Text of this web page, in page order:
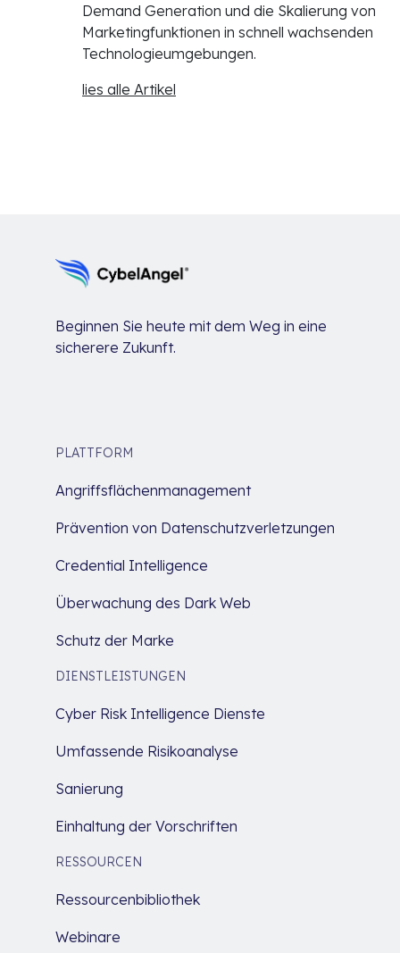
Demand Generation und die Skalierung von
Marketingfunktionen in schnell wachsenden
Technologieumgebungen.
lies alle Artikel
Beginnen Sie heute mit dem Weg in eine
sicherere Zukunft.
PLATTFORM
Angriffsflächenmanagement
Prävention von Datenschutzverletzungen
Credential Intelligence
Überwachung des Dark Web
Schutz der Marke
DIENSTLEISTUNGEN
Cyber Risk Intelligence Dienste
Umfassende Risikoanalyse
Sanierung
Einhaltung der Vorschriften
RESSOURCEN
Ressourcenbibliothek
Webinare